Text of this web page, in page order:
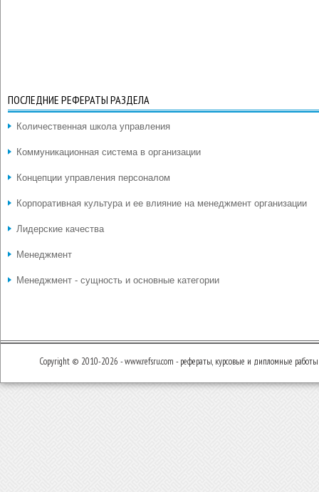
ПОСЛЕДНИЕ РЕФЕРАТЫ РАЗДЕЛА
Количественная школа управления
Коммуникационная система в организации
Концепции управления персоналом
Корпоративная культура и ее влияние на менеджмент организации
Лидерские качества
Менеджмент
Менеджмент - сущность и основные категории
Copyright © 2010-2026 - www.refsru.com - рефераты, курсовые и дипломные работы